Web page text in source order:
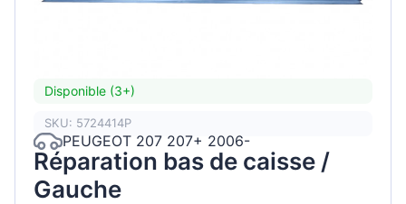
Disponible (3+)
SKU: 5724414P
PEUGEOT 207 207+ 2006-
Réparation bas de caisse /
Gauche